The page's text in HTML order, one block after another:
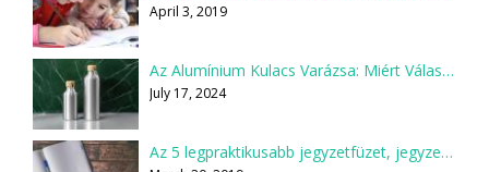
April 3, 2019
Az Alumínium Kulacs Varázsa: Miért Válaszd Te is?
July 17, 2024
Az 5 legpraktikusabb jegyzetfüzet, jegyzettömb